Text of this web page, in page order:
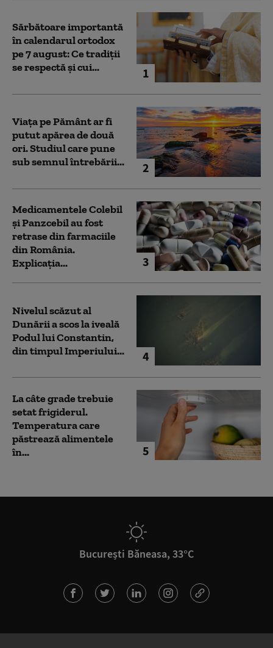
1
Sărbătoare importantă
în calendarul ortodox
pe 7 august: Ce tradiții
se respectă și cui...
2
Viața pe Pământ ar fi
putut apărea de două
ori. Studiul care pune
sub semnul întrebării...
3
Medicamentele Colebil
și Panzcebil au fost
retrase din farmaciile
din România.
Explicația...
4
Nivelul scăzut al
Dunării a scos la iveală
Podul lui Constantin,
din timpul Imperiului...
5
La câte grade trebuie
setat frigiderul.
Temperatura care
păstrează alimentele
în...
București Băneasa, 33°C